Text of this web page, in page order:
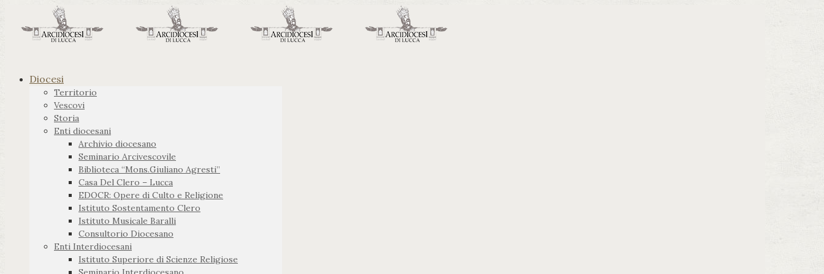
Diocesi
Territorio
Vescovi
Storia
Enti diocesani
Archivio diocesano
Seminario Arcivescovile
Biblioteca “Mons.Giuliano Agresti”
Casa Del Clero – Lucca
EDOCR: Opere di Culto e Religione
Istituto Sostentamento Clero
Istituto Musicale Baralli
Consultorio Diocesano
Enti Interdiocesani
Istituto Superiore di Scienze Religiose